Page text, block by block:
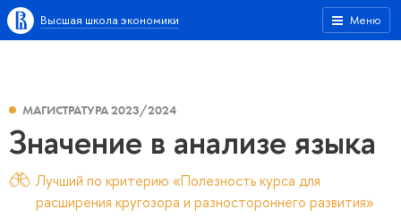
Меню
Высшая школа экономики
МАГИСТРАТУРА 2023/2024
Значение в анализе языка
Лучший по критерию «Полезность курса для
расширения кругозора и разностороннего развития»